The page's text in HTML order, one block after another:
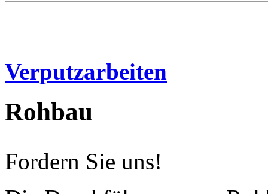
Verputzarbeiten
Rohbau
Fordern Sie uns!